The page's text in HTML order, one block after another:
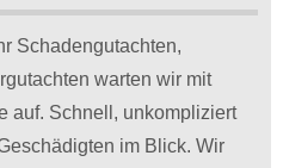
Schadengutachten,
warten wir mit
auf. Schnell, unkompliziert
im Blick. Wir